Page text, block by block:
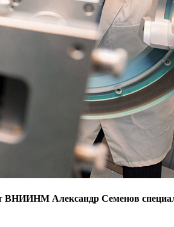
ВНИИНМ Александр Семенов